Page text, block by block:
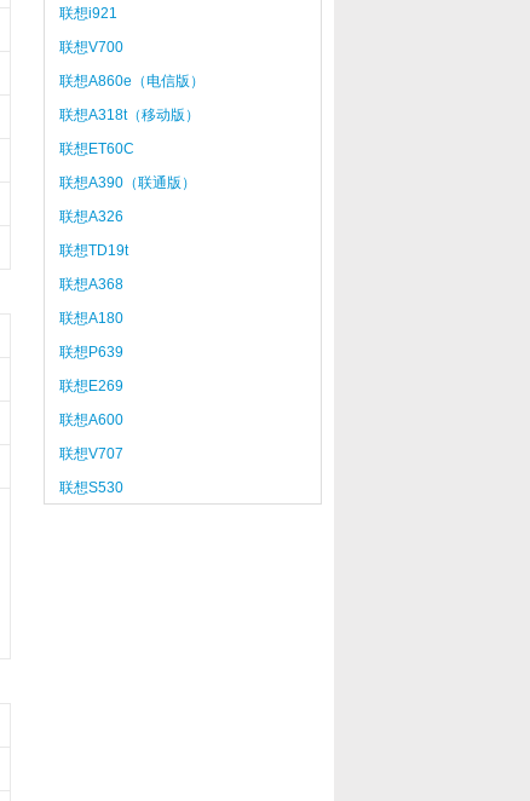
联想i921
联想V700
联想A860e（电信版）
联想A318t（移动版）
联想ET60C
联想A390（联通版）
联想A326
联想TD19t
联想A368
联想A180
联想P639
联想E269
联想A600
联想V707
联想S530